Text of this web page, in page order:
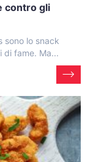
contro gli
sono lo snack
di fame. Ma...